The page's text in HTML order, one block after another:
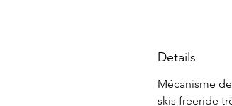
Details
Mécanisme
skis freeride